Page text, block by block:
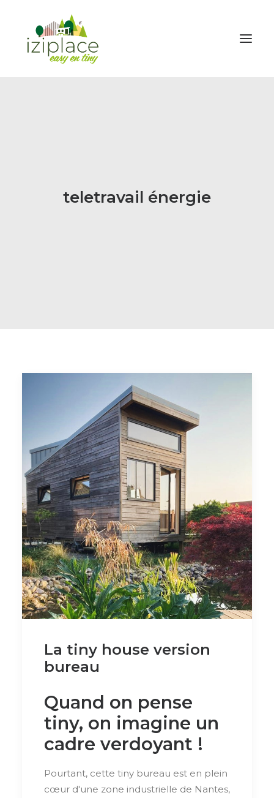
teletravail énergie
La tiny house version
bureau
Quand on pense
tiny, on imagine un
cadre verdoyant !
Pourtant, cette tiny bureau est en plein
cœur d'une zone industrielle de Nantes,